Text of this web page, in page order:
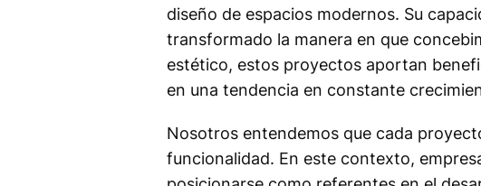
diseño de espacios modernos. Su
transformado la manera en que
estético, estos proyectos aportan
en una tendencia en constante
Nosotros entendemos que cada
funcionalidad. En este contexto,